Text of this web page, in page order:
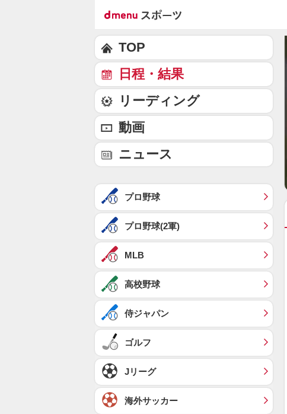
TOP
日程・結果
リーディング
動画
ニュース
プロ野球
プロ野球(2軍)
MLB
高校野球
侍ジャパン
ゴルフ
Jリーグ
海外サッカー